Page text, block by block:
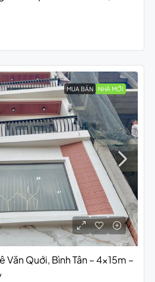
MUA BÁN NHÀ MỚI
Văn Quới, Bình Tân – 4x15m –